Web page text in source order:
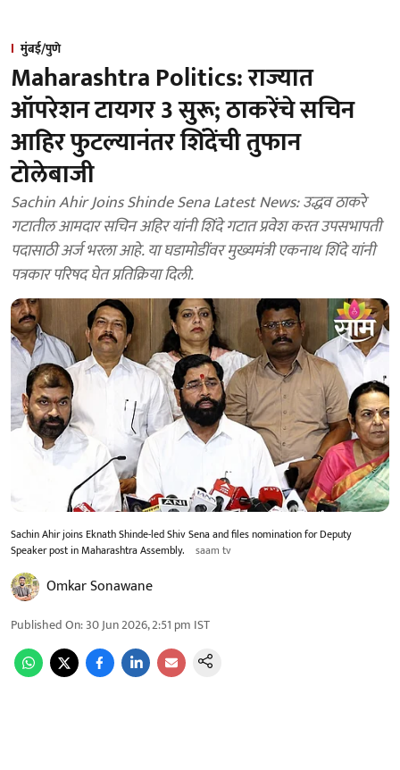
मुंबई/पुणे
Maharashtra Politics: राज्यात
ऑपरेशन टायगर 3 सुरू; ठाकरेंचे सचिन
आहिर फुटल्यानंतर शिंदेंची तुफान
टोलेबाजी
Sachin Ahir Joins Shinde Sena Latest News: उद्धव ठाकरे
गटातील आमदार सचिन अहिर यांनी शिंदे गटात प्रवेश करत उपसभापती
पदासाठी अर्ज भरला आहे. या घडामोडींवर मुख्यमंत्री एकनाथ शिंदे यांनी
पत्रकार परिषद घेत प्रतिक्रिया दिली.
Sachin Ahir joins Eknath Shinde-led Shiv Sena and files nomination for Deputy
Speaker post in Maharashtra Assembly.
saam tv
Omkar Sonawane
Published On:30 Jun 2026, 2:51 pm IST